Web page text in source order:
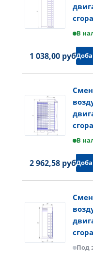
В
1 038,00 руб.
В
2 962,58 руб.
Под